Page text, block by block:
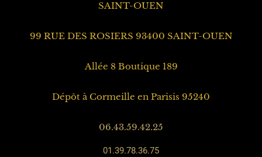
SAINT-OUEN
99 RUE DES ROSIERS 93400 SAINT-OUEN
Allée 8 Boutique 189
Dépôt à Cormeille en Parisis 95240
06.43.59.42.25
01.39.78.36.75